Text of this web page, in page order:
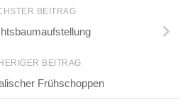
BEITRAG
BEITRAG
Frühschoppen